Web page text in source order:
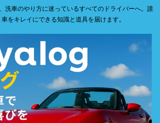
洗車のやり方に迷っているすべてのドライバーへ。誰
をキレイにできる知識と道具を届けます。